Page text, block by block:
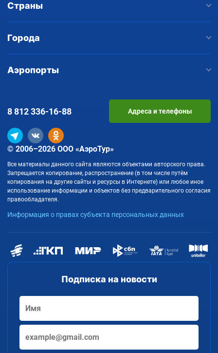
Страны
Города
Аэропорты
Подписка на новости
© 2006–2026 ООО «АэроТур»
Все материалы данного сайта являются объектами авторского права.
Запрещается копирование, распространение (в том числе путём
копирования на другие сайты и ресурсы в Интернете) или любое иное
использование информации и объектов без предварительного согласия
правообладателя.
Информация о правах субъекта персональных данных
8 812336-16-88 Адреса и телефоны